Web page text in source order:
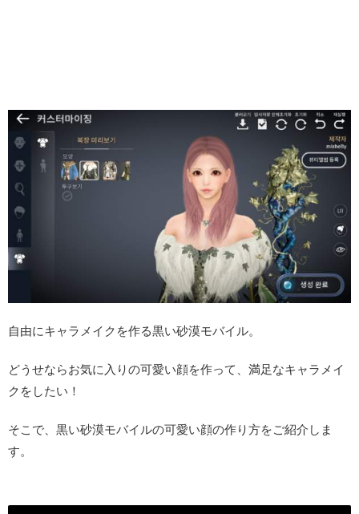
自由にキャラメイクを作る黒い砂漠モバイル。
どうせならお気に入りの可愛い顔を作って、満足なキャラメイ
クをしたい！
そこで、黒い砂漠モバイルの可愛い顔の作り方をご紹介しま
す。